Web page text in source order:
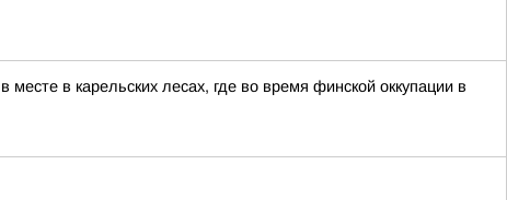
в карельских лесах, где во время финской оккупации в